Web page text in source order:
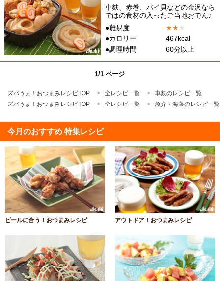
車麩、赤巻、バイ貝などの金沢なら
ではの食材の入ったご当地おでん♪
●難易度
★★★
●カロリー
467kcal
●調理時間
60分以上
1/1 ページ
ズバうま！おつまみレシピTOP 全レシピ一覧
車麩のレシピ一覧
ズバうま！おつまみレシピTOP
全レシピ一覧 魚介・海藻のレシピ一覧
今月のおすすめ 特集レシピ
ビールに合う！おつまみレシピ アウトドア！おつまみレシピ